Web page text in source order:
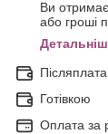
Ви
або гроші
Післяплата
Готівкою
Оплата за